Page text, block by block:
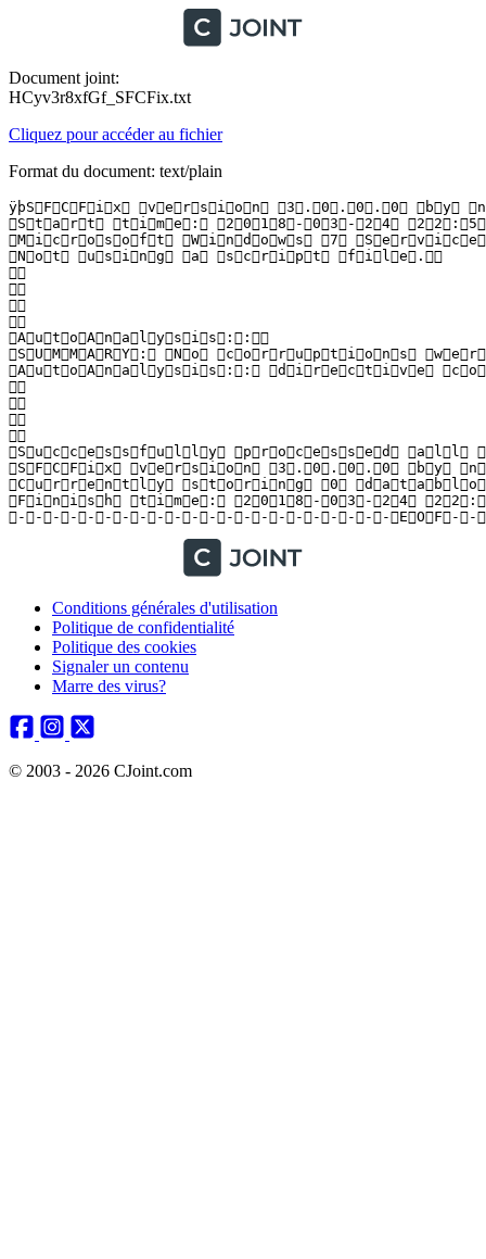
Document joint:
HCyv3r8xfGf_SFCFix.txt
Cliquez pour accéder au fichier
Format du document: text/plain
ÿþS F C F i x   v e r s i o n   3 . 0 . 0 . 0   b y 
 S t a r t   t i m e :   2 0 1 8 - 0 3 - 2 4 
 M i c r o s o f t   W i n d o w s   7   S e r v i c e 
 N o t   u s i n g   a   s c r i p t   f i l e .  
  
  
  
  
 A u t o A n a l y s i s : :  
 S U M M A R Y :   N o   c o r r u p t i o n s 
 A u t o A n a l y s i s : :   d i r e c t i v e 
  
  
  
  
 S u c c e s s f u l l y   p r o c e s s e d   a l l 
 S F C F i x   v e r s i o n   3 . 0 . 0 . 0   b y 
 C u r r e n t l y   s t o r i n g   0 
 F i n i s h   t i m e :   2 0 1 8 - 0 3 - 2 4 
 - - - - - - - - - - - - - - - - - - - - - - E O F -
Conditions générales d'utilisation
Politique de confidentialité
Politique des cookies
Signaler un contenu
Marre des virus?
© 2003 - 2026 CJoint.com